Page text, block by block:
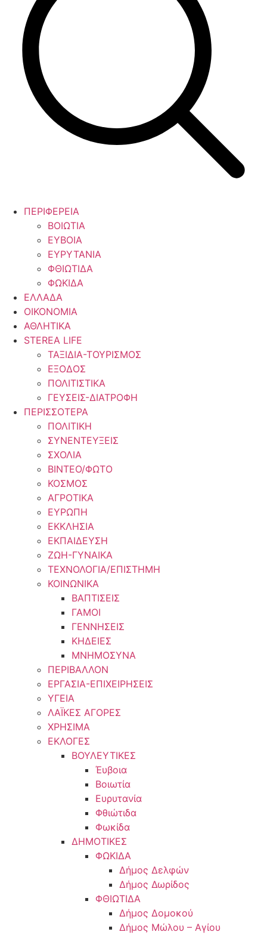
ΠΕΡΙΦΕΡΕΙΑ
ΒΟΙΩΤΙΑ
ΕΥΒΟΙΑ
ΕΥΡΥΤΑΝΙΑ
ΦΘΙΩΤΙΔΑ
ΦΩΚΙΔΑ
ΕΛΛΑΔΑ
ΟΙΚΟΝΟΜΙΑ
ΑΘΛΗΤΙΚΑ
STEREA LIFE
ΤΑΞΙΔΙΑ-ΤΟΥΡΙΣΜΟΣ
ΕΞΟΔΟΣ
ΠΟΛΙΤΙΣΤΙΚΑ
ΓΕΥΣΕΙΣ-ΔΙΑΤΡΟΦΗ
ΠΕΡΙΣΣΟΤΕΡΑ
ΠΟΛΙΤΙΚΗ
ΣΥΝΕΝΤΕΥΞΕΙΣ
ΣΧΟΛΙΑ
ΒΙΝΤΕΟ/ΦΩΤΟ
ΚΟΣΜΟΣ
ΑΓΡΟΤΙΚΑ
ΕΥΡΩΠΗ
ΕΚΚΛΗΣΙΑ
ΕΚΠΑΙΔΕΥΣΗ
ΖΩΗ-ΓΥΝΑΙΚΑ
ΤΕΧΝΟΛΟΓΙΑ/ΕΠΙΣΤΗΜΗ
ΚΟΙΝΩΝΙΚΑ
ΒΑΠΤΙΣΕΙΣ
ΓΑΜΟΙ
ΓΕΝΝΗΣΕΙΣ
ΚΗΔΕΙΕΣ
ΜΝΗΜΟΣΥΝΑ
ΠΕΡΙΒΑΛΛΟΝ
ΕΡΓΑΣΙΑ-ΕΠΙΧΕΙΡΗΣΕΙΣ
ΥΓΕΙΑ
ΛΑΪΚΕΣ ΑΓΟΡΕΣ
ΧΡΗΣΙΜΑ
ΕΚΛΟΓΕΣ
ΒΟΥΛΕΥΤΙΚΕΣ
Έυβοια
Βοιωτία
Ευρυτανία
Φθιώτιδα
Φωκίδα
ΔΗΜΟΤΙΚΕΣ
ΦΩΚΙΔΑ
Δήμος Δελφών
Δήμος Δωρίδος
ΦΘΙΩΤΙΔΑ
Δήμος Δομοκού
Δήμος Μώλου – Αγίου